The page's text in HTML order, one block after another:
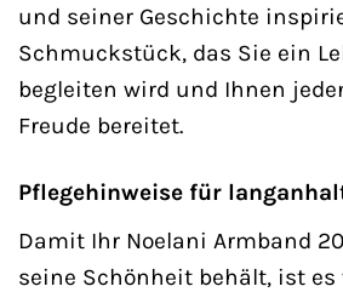
und seiner Geschichte
Schmuckstück, das Sie ein
begleiten wird und Ihnen
Freude bereitet.
Pflegehinweise für
Damit Ihr Noelani Armband
seine Schönheit behält, ist es